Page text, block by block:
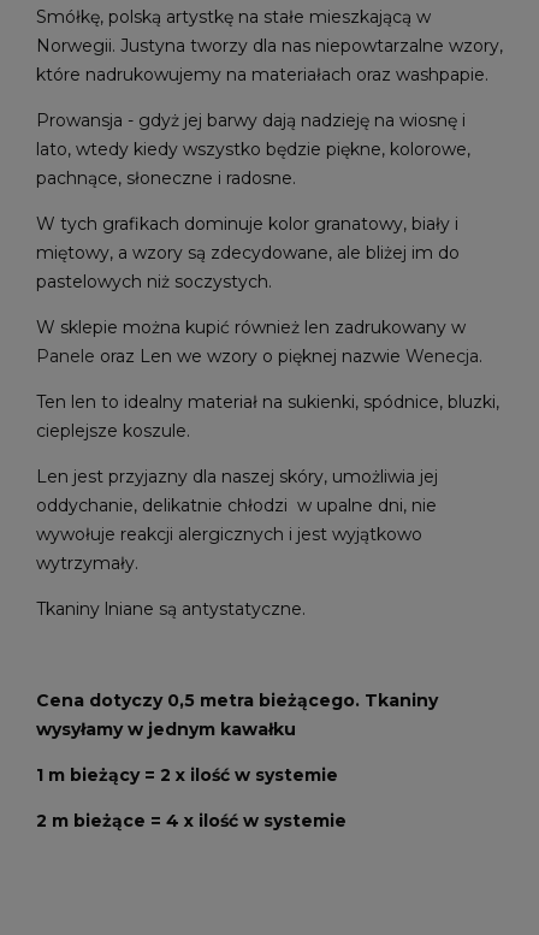
Smółkę, polską artystkę na stałe mieszkającą w
Norwegii. Justyna tworzy dla nas niepowtarzalne wzory,
które nadrukowujemy na materiałach oraz washpapie.
Prowansja - gdyż jej barwy dają nadzieję na wiosnę i
lato, wtedy kiedy wszystko będzie piękne, kolorowe,
pachnące, słoneczne i radosne.
W tych grafikach dominuje kolor granatowy, biały i
miętowy, a wzory są zdecydowane, ale bliżej im do
pastelowych niż soczystych.
W sklepie można kupić również len zadrukowany w
Panele oraz Len we wzory o pięknej nazwie Wenecja.
Ten len to idealny materiał na sukienki, spódnice, bluzki,
cieplejsze koszule.
Len jest przyjazny dla naszej skóry, umożliwia jej
oddychanie, delikatnie chłodzi w upalne dni, nie
wywołuje reakcji alergicznych i jest wyjątkowo
wytrzymały.
Tkaniny lniane są antystatyczne.
Cena dotyczy 0,5 metra bieżącego. Tkaniny
wysyłamy w jednym kawałku
1 m bieżący = 2 x ilość w systemie
2 m bieżące = 4 x ilość w systemie